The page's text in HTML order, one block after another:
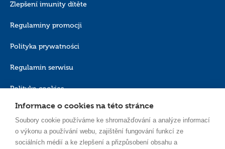
Zlepšení imunity dítěte
Regulaminy promocji
Polityka prywatności
Regulamin serwisu
Polityka cookies
Informace o cookies na této stránce
Soubory cookie používáme ke shromažďování a analýze informací
o výkonu a používání webu, zajištění fungování funkcí ze
sociálních médií a ke zlepšení a přizpůsobení obsahu a